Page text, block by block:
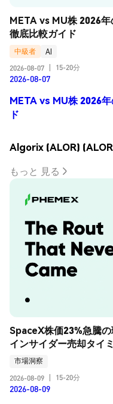
META vs MU株 2026
徹底比較ガイド
中級者
AI
2026-08-07
15-20分
2026-08-07
META vs MU株 2026
ド
Algorix (ALOR)
もっと 見る
SpaceX株価23%急騰の
インサイダー売却タイ
市場洞察
2026-08-09
15-20分
2026-08-09